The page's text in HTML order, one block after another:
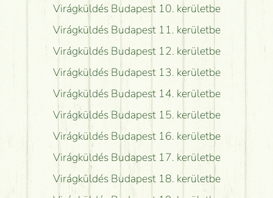
Virágküldés Budapest 10. kerületbe
Virágküldés Budapest 11. kerületbe
Virágküldés Budapest 12. kerületbe
Virágküldés Budapest 13. kerületbe
Virágküldés Budapest 14. kerületbe
Virágküldés Budapest 15. kerületbe
Virágküldés Budapest 16. kerületbe
Virágküldés Budapest 17. kerületbe
Virágküldés Budapest 18. kerületbe